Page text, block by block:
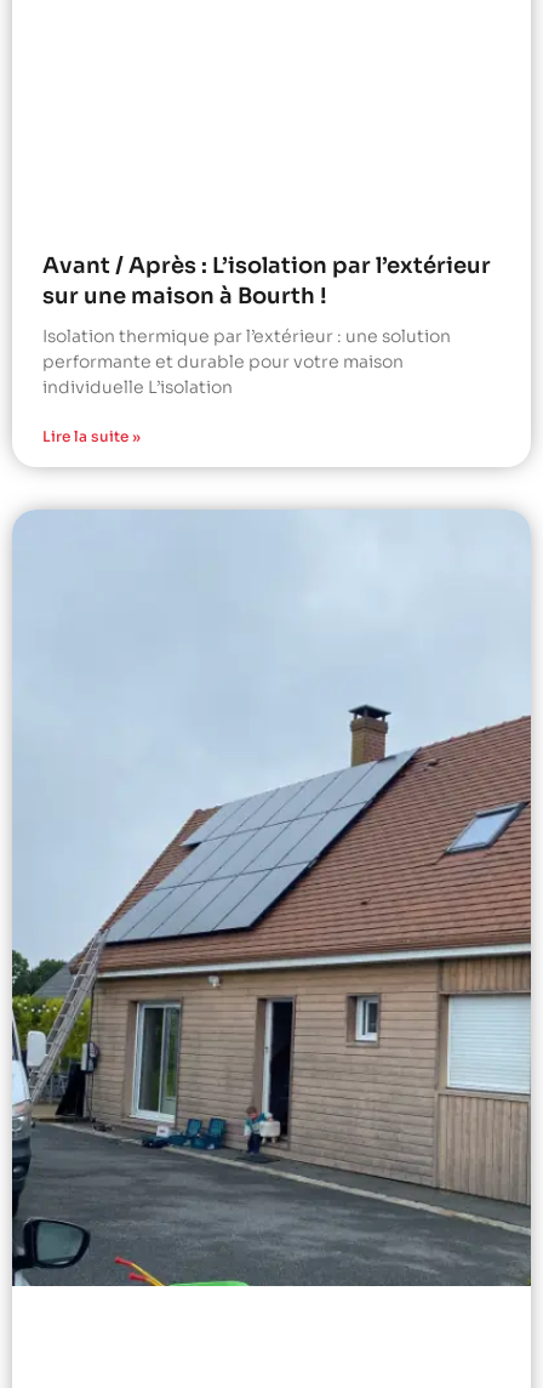
Avant / Après : L’isolation par l’extérieur
sur une maison à Bourth !
Isolation thermique par l’extérieur : une solution
performante et durable pour votre maison
individuelle L’isolation
Lire la suite »